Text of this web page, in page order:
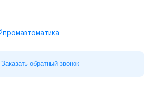
Заказать обратный звонок